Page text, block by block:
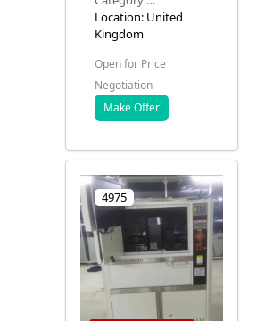
MultiImage 1
凝膠電泳文檔系
統
Microscopy &
Imaging Systems
Location: United
Kingdom
Open for Price
Negotiation
Make Offer
4975